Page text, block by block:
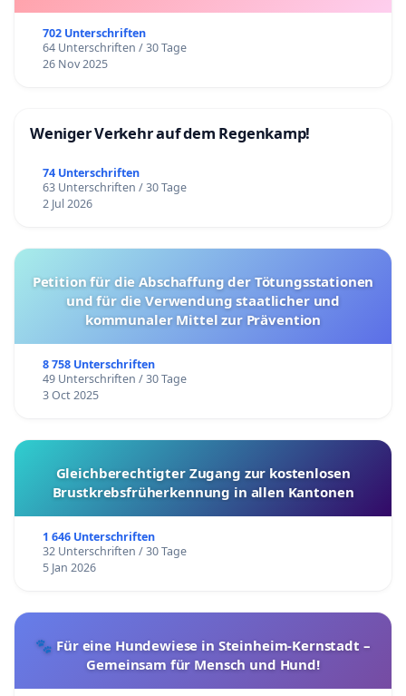
702 Unterschriften
64 Unterschriften / 30 Tage
26 Nov 2025
Weniger Verkehr auf dem Regenkamp!
74 Unterschriften
63 Unterschriften / 30 Tage
2 Jul 2026
Petition für die Abschaffung der Tötungsstationen
und für die Verwendung staatlicher und
kommunaler Mittel zur Prävention
8 758 Unterschriften
49 Unterschriften / 30 Tage
3 Oct 2025
Gleichberechtigter Zugang zur kostenlosen
Brustkrebsfrüherkennung in allen Kantonen
1 646 Unterschriften
32 Unterschriften / 30 Tage
5 Jan 2026
🐾 Für eine Hundewiese in Steinheim-Kernstadt –
Gemeinsam für Mensch und Hund!